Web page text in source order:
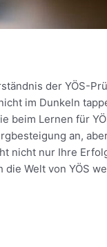
der YÖS-
im Dunkeln
beim Lernen für
an,
nicht nur Ihre
Welt von YÖS